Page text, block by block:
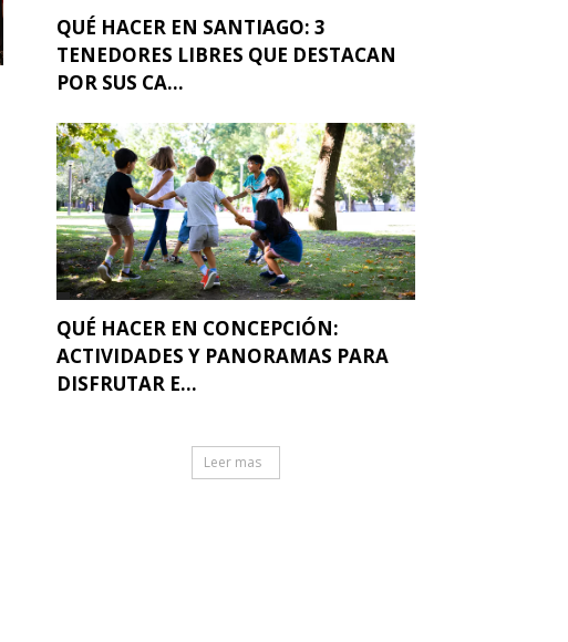
QUÉ HACER EN SANTIAGO: 3
TENEDORES LIBRES QUE DESTACAN
POR SUS CA...
QUÉ HACER EN CONCEPCIÓN:
ACTIVIDADES Y PANORAMAS PARA
DISFRUTAR E...
Leer mas